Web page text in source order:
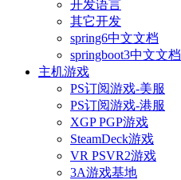
开发语言
其它开发
spring6中文文档
springboot3中文文档
主机游戏
PS订阅游戏-美服
PS订阅游戏-港服
XGP PGP游戏
SteamDeck游戏
VR PSVR2游戏
3A游戏基地